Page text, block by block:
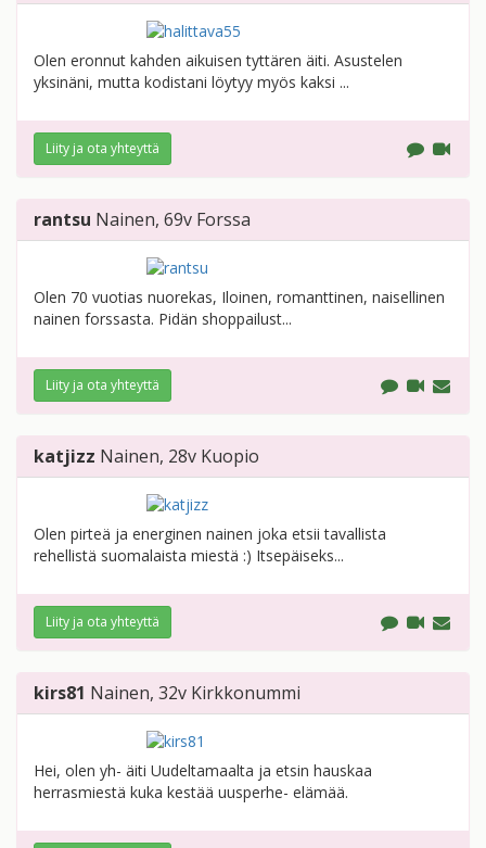
Olen eronnut kahden aikuisen tyttären äiti. Asustelen
yksinäni, mutta kodistani löytyy myös kaksi ...
Liity ja ota yhteyttä
rantsu Nainen, 69v Forssa
Olen 70 vuotias nuorekas, Iloinen, romanttinen, naisellinen
nainen forssasta. Pidän shoppailust...
Liity ja ota yhteyttä
katjizz Nainen, 28v Kuopio
Olen pirteä ja energinen nainen joka etsii tavallista
rehellistä suomalaista miestä :) Itsepäiseks...
Liity ja ota yhteyttä
kirs81 Nainen, 32v Kirkkonummi
Hei, olen yh- äiti Uudeltamaalta ja etsin hauskaa
herrasmiestä kuka kestää uusperhe- elämää.